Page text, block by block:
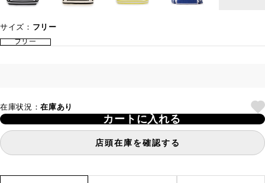
サイズ： フリー
フリー
在庫状況：在庫あり
カートに入れる
店頭在庫を確認する